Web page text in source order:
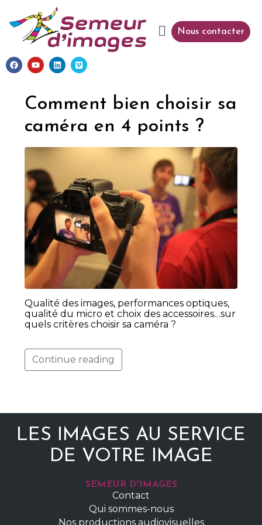
Nous contacter
Comment bien choisir sa
caméra en 4 points ?
Qualité des images, performances optiques,
qualité du micro et choix des accessoires…sur
quels critères choisir sa caméra ?
Continue reading
LES IMAGES AU SERVICE
DE VOTRE IMAGE
SEMEUR D'IMAGES
Contact
Qui sommes-nous
Nos productions audiovisuelles